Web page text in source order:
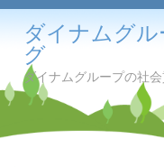
ダイナムグル
グ
ダイナムグループの社会